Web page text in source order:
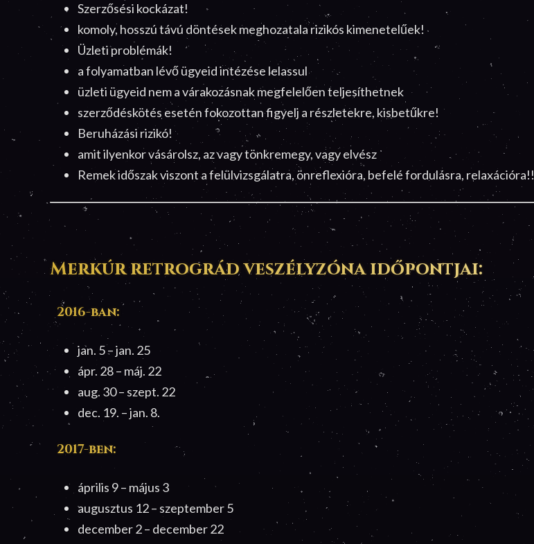
Szerzősési kockázat!
komoly, hosszú távú döntések meghozatala rizikós kimenetelűek!
Üzleti problémák!
a folyamatban lévő ügyeid intézése lelassul
üzleti ügyeid nem a várakozásnak megfelelően teljesíthetnek
szerződéskötés esetén fokozottan figyelj a részletekre, kisbetűkre!
Beruházási rizikó!
amit ilyenkor vásárolsz, az vagy tönkremegy, vagy elvész
Remek időszak viszont a felülvizsgálatra, önreflexióra, befelé fordulásra, relaxációra!!
Merkúr retrográd veszélyzóna időpontjai:
2016-ban:
jan. 5 – jan. 25
ápr. 28 – máj. 22
aug. 30 – szept. 22
dec. 19. – jan. 8.
2017-ben:
április 9 – május 3
augusztus 12 – szeptember 5
december 2 – december 22